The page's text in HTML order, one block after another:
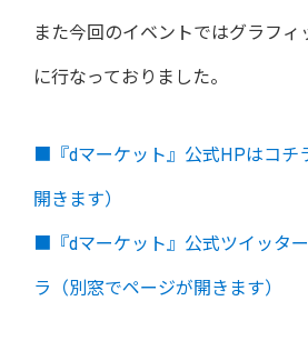
また今回のイベントではグラフ
に行なっておりました。
■『dマーケット』公式HPはコチ
開きます）
■『dマーケット』公式ツイッタ
ラ（別窓でページが開きます）